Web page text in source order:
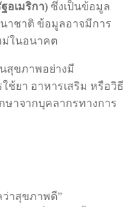
อเมริกา) ซึ่งเป็นข้อมูล
าชาติ ข้อมูลอาจมีการ
ม่ในอนาคต
นสุขภาพอย่างมี
ยา อาหารเสริม หรือวิธี
ษาจากบุคลากรทางการ
ว่าสุขภาพดี”